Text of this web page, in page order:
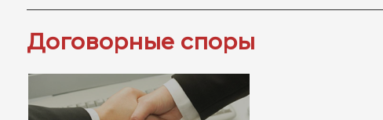
Договорные споры